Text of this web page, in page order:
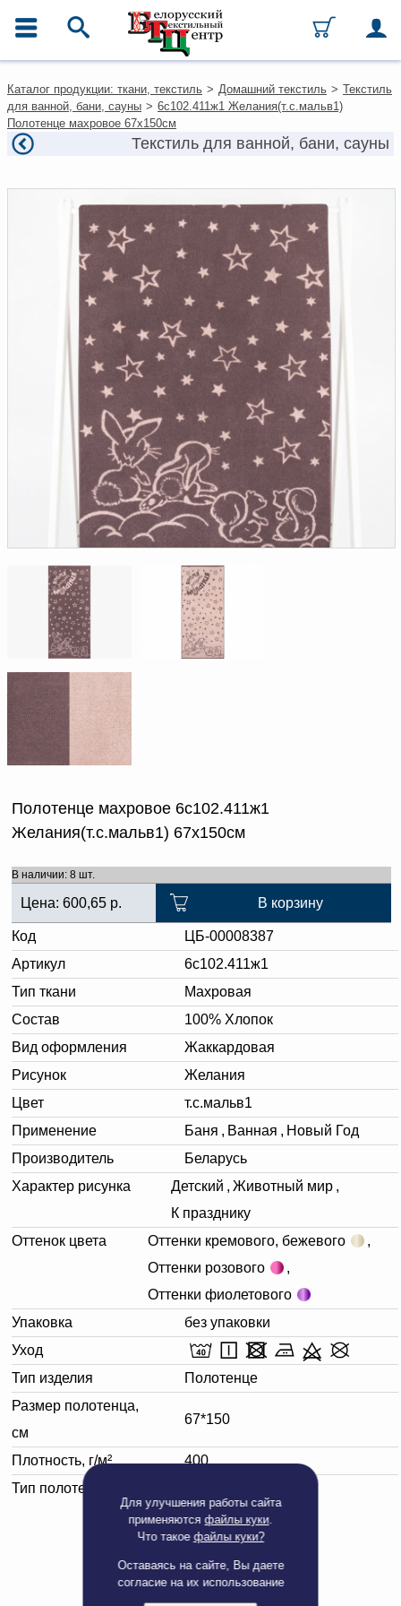
Для улучшения работы сайта
применяютсяфайлы куки.
Что такое файлы куки?
Оставаясь на сайте, Вы даете
согласие на их использование
Каталог
Ткани
Домашний текстиль
Одежда
Текстиль для ресторанов и
гостиниц
Текстильная галантерея и
фурнитура
Условия работы
Оплата и доставка
Как оформить заказ
Как нас найти
Написать нам
Доверенность на
получение груза
Документы по работе с
персональными данными
Письмо руководителю
Вопросы и ответы
Новости | Статьи
Каталог продукции: ткани, текстиль > Домашний текстиль > Текстиль
для ванной, бани, сауны > 6с102.411ж1 Желания(т.с.мальв1)
Полотенце махровое 67х150см
Текстиль для ванной, бани, сауны
Полотенце махровое 6с102.411ж1
Желания(т.с.мальв1) 67х150см
В наличии: 8 шт.
Цена: 600,65 р. В корзину
Код
ЦБ-00008387
Артикул
6с102.411ж1
Тип ткани
Махровая
Состав
100% Хлопок
Вид оформления
Жаккардовая
Рисунок
Желания
Цвет
т.с.мальв1
Применение
Баня , Ванная , Новый Год
Производитель
Беларусь
Характер рисунка
Детский , Животный мир ,
К празднику
Оттенок цвета
Оттенки кремового, бежевого
,
Оттенки розового
,
Оттенки фиолетового
Упаковка
без упаковки
Уход
Тип изделия
Полотенце
Размер полотенца,
см
67*150
Плотность, г/м²
400
Тип полотенца
в